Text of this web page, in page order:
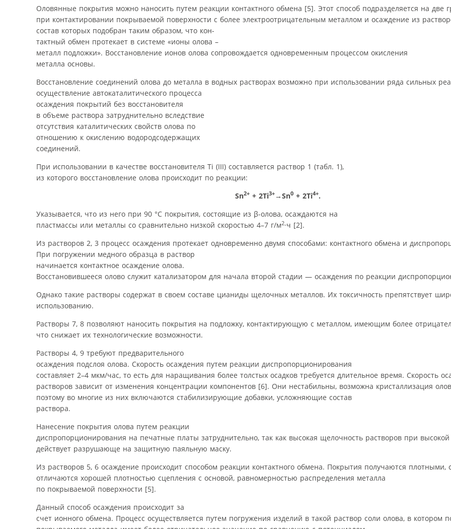
Оловянные покрытия можно наносить путем реакции контактного обмена [5]. Этот способ подразделяется на две
при контактировании покрываемой поверхности с более электроотрицательным металлом и осаждение из
состав которых подобран таким образом, что кон-
тактный обмен протекает в системе «ионы олова –
металл подложки». Восстановление ионов олова сопровождается одновременным процессом окисления
металла основы.
Восстановление соединений олова до металла в водных растворах возможно при использовании ряда сильных
осуществление автокаталитического процесса
осаждения покрытий без восстановителя
в объеме раствора затруднительно вследствие
отсутствия каталитических свойств олова по
отношению к окислению водородсодержащих
соединений.
При использовании в качестве восстановителя Тi (ІІІ) составляется раствор 1 (табл. 1),
из которого восстановление олова происходит по реакции:
Sn2+ + 2Ti3+→Sn0 + 2Ti4+.
Указывается, что из него при 90 °С покрытия, состоящие из β-олова, осаждаются на
пластмассы или металлы со сравнительно низкой скоростью 4–7 г/м2·ч [2].
Из растворов 2, 3 процесс осаждения протекает одновременно двумя способами: контактного обмена и
При погружении медного образца в раствор
начинается контактное осаждение олова.
Восстановившееся олово служит катализатором для начала второй стадии — осаждения по реакции
Однако такие растворы содержат в своем составе цианиды щелочных металлов. Их токсичность препятствует
использованию.
Растворы 7, 8 позволяют наносить покрытия на подложку, контактирующую с металлом, имеющим более
что снижает их технологические возможности.
Растворы 4, 9 требуют предварительного
осаждения подслоя олова. Скорость осаждения путем реакции диспропорционирования
составляет 2–4 мкм/час, то есть для наращивания более толстых осадков требуется длительное время. Скорость
растворов зависит от изменения концентрации компонентов [6]. Они нестабильны, возможна кристаллизация
поэтому во многие из них включаются стабилизирующие добавки, усложняющие состав
раствора.
Нанесение покрытия олова путем реакции
диспропорционирования на печатные платы затруднительно, так как высокая щелочность растворов при
действует разрушающе на защитную паяльную маску.
Из растворов 5, 6 осаждение происходит способом реакции контактного обмена. Покрытия получаются плотными,
отличаются хорошей плотностью сцепления с основой, равномерностью распределения металла
по покрываемой поверхности [5].
Данный способ осаждения происходит за
счет ионного обмена. Процесс осуществляется путем погружения изделий в такой раствор соли олова, в котором